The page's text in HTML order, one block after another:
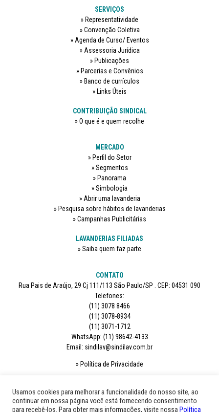
SERVIÇOS
Representatividade
Convenção Coletiva
Agenda de Curso/ Eventos
Assessoria Jurídica
Publicações
Parcerias e Convênios
Banco de currículos
Links Úteis
CONTRIBUIÇÃO SINDICAL
O que é e quem recolhe
MERCADO
Perfil do Setor
Segmentos
Panorama
Simbologia
Abrir uma lavanderia
Pesquisa sobre hábitos de lavanderias
Campanhas Publicitárias
LAVANDERIAS FILIADAS
Saiba quem faz parte
CONTATO
Rua Pais de Araújo, 29 Cj 111/113 São Paulo/SP . CEP: 04531 090
Telefones:
(11) 3078 8466
(11) 3078-8934
(11) 3071-1712
WhatsApp: (11) 98642-4133
Email: sindilav@sindilav.com.br
Política de Privacidade
Usamos cookies para melhorar a funcionalidade do nosso site, ao
continuar em nossa página você está fornecendo consentimento
para recebê-los. Para obter mais informações, visite nossaPolítica